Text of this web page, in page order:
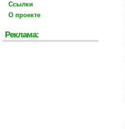
Ссылки
О проекте
Реклама: